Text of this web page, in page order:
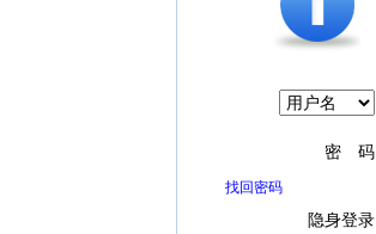
密 码
找回密码
隐身登录